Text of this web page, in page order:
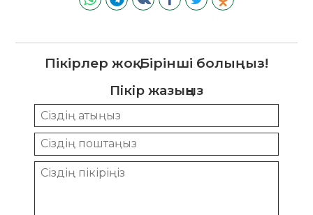
Пікірлер жоқ. Бірінші болыңыз!
Пікір жазыңыз